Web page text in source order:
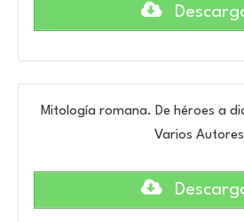
Mitología romana. De héroes a
Varios Autores